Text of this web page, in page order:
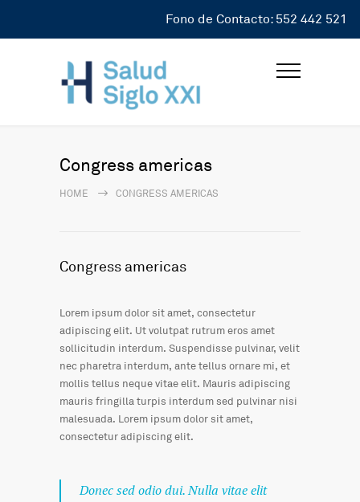
Fono de Contacto: 552 442 521
Congress americas
HOME CONGRESS AMERICAS
Congress americas
Lorem ipsum dolor sit amet, consectetur
adipiscing elit. Ut volutpat rutrum eros amet
sollicitudin interdum. Suspendisse pulvinar, velit
nec pharetra interdum, ante tellus ornare mi, et
mollis tellus neque vitae elit. Mauris adipiscing
mauris fringilla turpis interdum sed pulvinar nisi
malesuada. Lorem ipsum dolor sit amet,
consectetur adipiscing elit.
Donec sed odio dui. Nulla vitae elit